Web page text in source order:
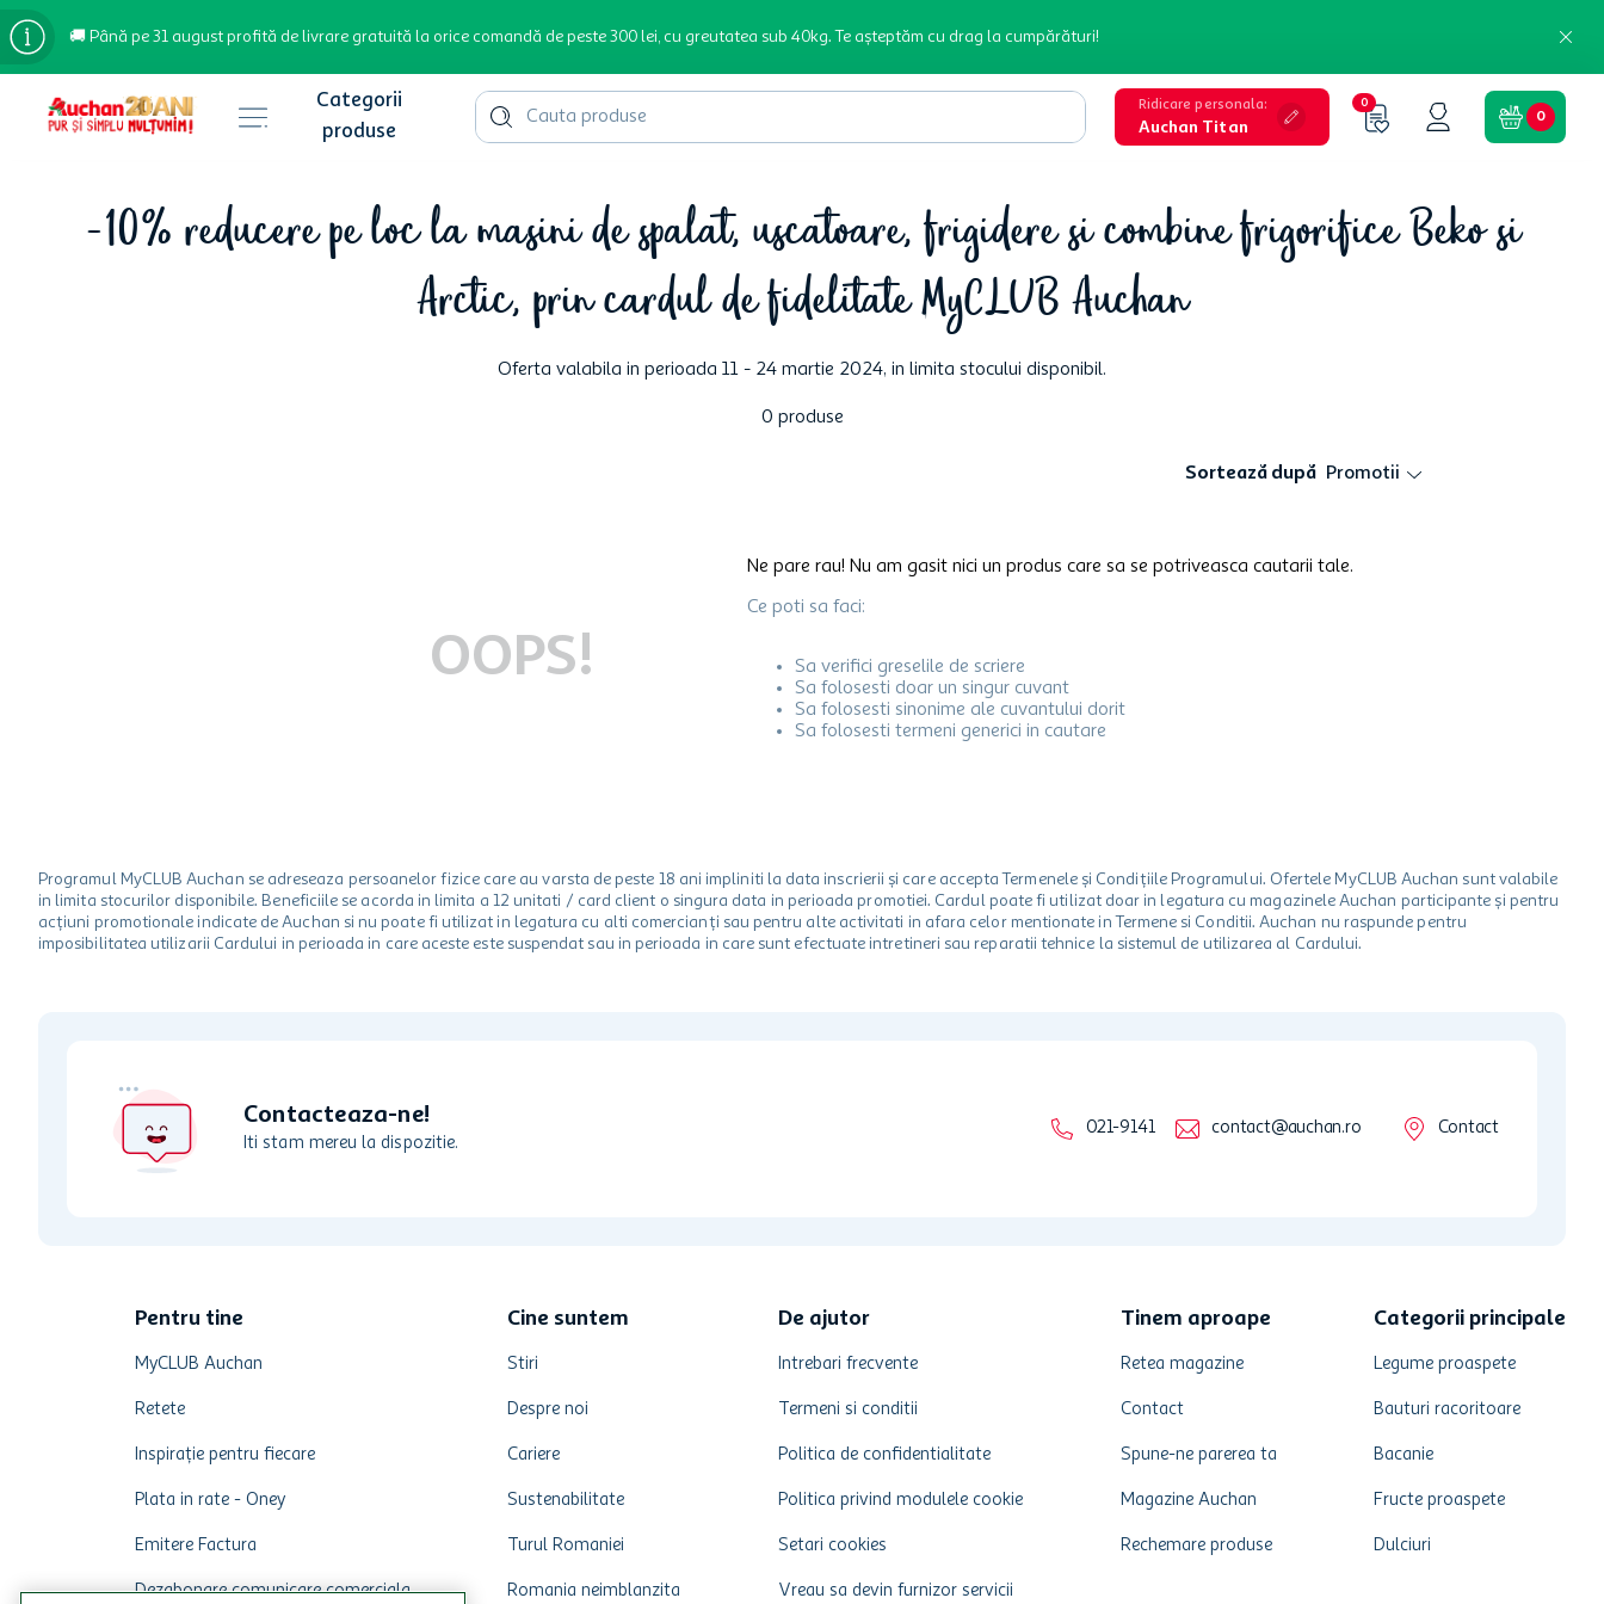
🚚 Până pe 31 august profită de livrare gratuită la orice comandă de peste 300 lei, cu greutatea sub 40kg. Te așteptăm cu drag la cumpărături!
Cauta produse
bere
Ridicare personala:
Auchan Titan
0
0
-10% reducere pe loc la masini de spalat, uscatoare, frigidere si combine frigorifice Beko si
Arctic, prin cardul de fidelitate MyCLUB Auchan
Oferta valabila in perioada 11 - 24 martie 2024, in limita stocului disponibil.
0 produse
Sortează după Promotii
OOPS!
Ne pare rau! Nu am gasit nici un produs care sa se potriveasca cautarii tale.
Ce poti sa faci:
Sa verifici greselile de scriere
Sa folosesti doar un singur cuvant
Sa folosesti sinonime ale cuvantului dorit
Sa folosesti termeni generici in cautare
Programul MyCLUB Auchan se adreseaza persoanelor fizice care au varsta de peste 18 ani impliniti la data inscrierii și care accepta Termenele și Condițiile Programului. Ofertele MyCLUB Auchan sunt valabile
in limita stocurilor disponibile. Beneficiile se acorda in limita a 12 unitati / card client o singura data in perioada promotiei. Cardul poate fi utilizat doar in legatura cu magazinele Auchan participante și pentru
acțiuni promotionale indicate de Auchan si nu poate fi utilizat in legatura cu alti comercianți sau pentru alte activitati in afara celor mentionate in Termene si Conditii. Auchan nu raspunde pentru
imposibilitatea utilizarii Cardului in perioada in care aceste este suspendat sau in perioada in care sunt efectuate intretineri sau reparatii tehnice la sistemul de utilizarea al Cardului.
Contacteaza-ne!
Iti stam mereu la dispozitie.
021-9141 contact@auchan.ro Contact
Pentru tine
MyCLUB Auchan
Retete
Inspirație pentru fiecare
Plata in rate - Oney
Emitere Factura
Dezabonare comunicare comerciala
Cine suntem
Stiri
Despre noi
Cariere
Sustenabilitate
Turul Romaniei
Romania neimblanzita
De ajutor
Intrebari frecvente
Termeni si conditii
Politica de confidentialitate
Politica privind modulele cookie
Setari cookies
Vreau sa devin furnizor servicii
Tinem aproape
Retea magazine
Contact
Spune-ne parerea ta
Magazine Auchan
Rechemare produse
Categorii principale
Legume proaspete
Bauturi racoritoare
Bacanie
Fructe proaspete
Dulciuri